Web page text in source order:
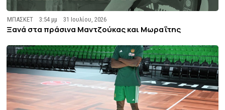
ΜΠΑΣΚΕΤ 3:54 μμ 31 Ιουλίου, 2026
Ξανά στα πράσινα Μαντζούκας και Μωραΐτης